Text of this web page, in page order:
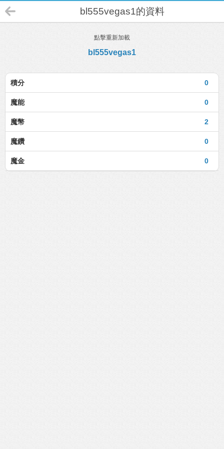
bl555vegas1的資料
點擊重新加載
bl555vegas1
0
積分
0
魔能
2
魔幣
0
魔鑽
0
魔金